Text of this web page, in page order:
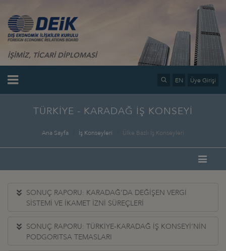
İŞİMİZ, TİCARİ DİPLOMASİ
EN Üye Girişi
TÜRKİYE - KARADAĞ İŞ KONSEYİ
Ana Sayfa İş Konseyleri Ülke Bazlı İş Konseyleri
SONUÇ RAPORU: KARADAĞ’DA DEĞİŞEN VERGİ
SİSTEMİ VE İKAMET İZNİ SÜREÇLERİ
SONUÇ RAPORU: TÜRKİYE-KARADAĞ İŞ KONSEYİ’NİN
PODGORITSA TEMASLARI